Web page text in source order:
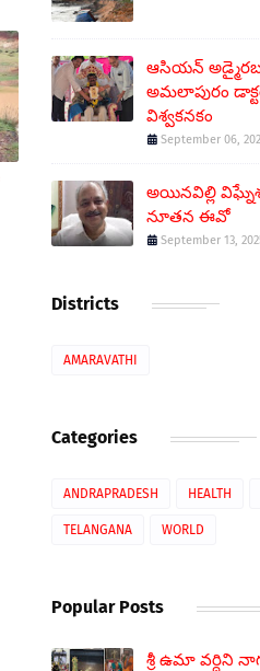
ఆసియన్
అమలాపురం
విశ్వకనకం
September 06,
అయినవిల్లి
నూతన ఈవో
September 13,
Districts
AMARAVATHI
Categories
ANDRAPRADESH HEALTH
TELANGANA WORLD
Popular Posts
శ్రీ ఉమా వర్ధిని